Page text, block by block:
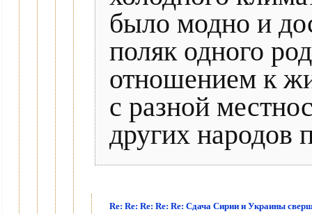
было модно и
поляк одного
отношением к
с разной
других
Re: Re: Re: Re: Re: Сдача Сирии и Украины